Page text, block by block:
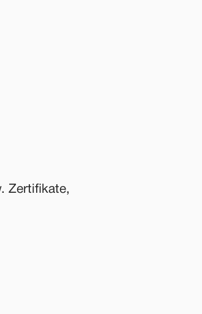
Zertifikate,